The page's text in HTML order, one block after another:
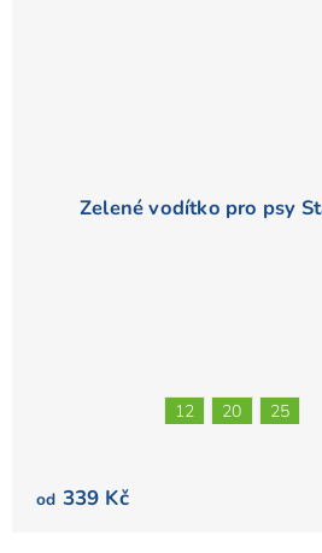
Zelené vodítko pro psy
hvězdiček.
od 339 Kč
12 20 25